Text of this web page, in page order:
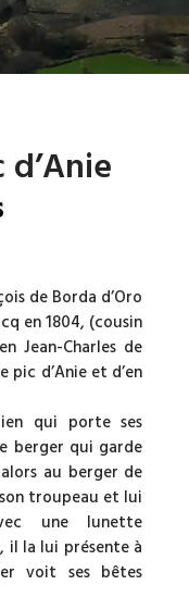
de Borda d’Oro
en 1804, (cousin
Jean-Charles de
pic d’Anie et d’en
qui porte ses
berger qui garde
au berger de
troupeau et lui
une lunette
il la lui présente à
voit ses bêtes